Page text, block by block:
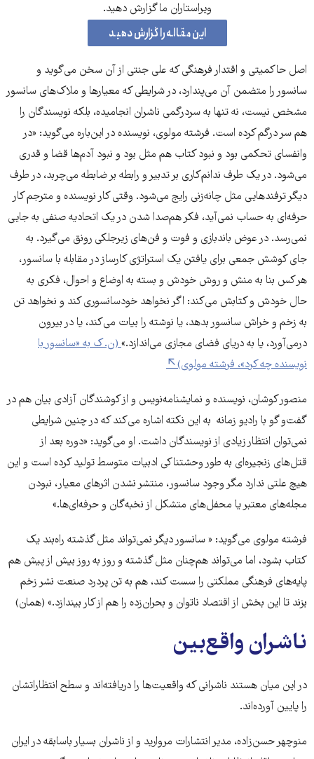
ویراستاران ما گزارش دهید.
این مقاله را گزارش دهید
اصل حاکمیتی و اقتدار فرهنگی که علی جنتی از آن سخن می‌گوید و
سانسور را متضمن آن می‌‌پندارد، در شرایطی که معیارها و ملاک‌های سانسور
مشخص نیست، نه تنها به سردرگمی ناشران انجامیده، بلکه نویسندگان را
هم سر درگم کرده است. فرشته مولوی، نویسنده در این‌باره می‌گوید: «در
وانفسای تحکمی بود و نبود کتاب هم مثل بود و نبود آدم‌ها قضا و قدری
می‌شود. در یک طرف ندانم‌کاری بر تدبیر و رابطه بر ضابطه می‌چربد، در طرف
دیگر ترفندهایی مثل چانه‌زنی رایج می‌شود. وقتی کار نویسنده و مترجم کار
حرفه‌ای به حساب نمی‌آید، فکر هم‌صدا شدن در یک اتحادیه‌ صنفی به جایی
نمی‌رسد. در عوض باندبازی و فوت و فن‌های زیرجلکی رونق می‌گیرد. به
جای کوشش جمعی برای یافتن یک استراتژی کارساز در مقابله با سانسور،
هر کس بنا به منش و روش خودش و بسته به اوضاع و احوال، فکری به
حال خودش و کتابش می‌کند: اگر نخواهد خودسانسوری کند و نخواهد تن
به زخم و خراش سانسور بدهد، یا نوشته را بیات می‌کند، یا در بیرون
درمی‌آورد، یا به دریای فضای مجازی می‌اندازد.»(ن. ک به «سانسور با
نویسنده چه کرد»، فرشته مولوی)
منصور کوشان، نویسنده و نمایشنامه‌نویس و از کوشندگان آزادی بیان هم در
گفت‌و گو با رادیو زمانه به این نکته اشاره می‌کند که در چنین شرایطی
نمی‌توان انتظار زیادی از نویسندگان داشت. او می‌گوید: «دوره بعد از
قتل‌های زنجیره‌ای به طور وحشتناکی ادبیات متوسط تولید کرده است و این
هیچ علتی ندارد مگر وجود سانسور، منتشر نشدن اثرهای معیار، نبودن
مجله‌های معتبر یا محفل‌های متشکل از نخبه‌گان و حرفه‌ای‌ها.»
فرشته مولوی می‌گوید: « سانسور دیگر نمی‌تواند مثل گذشته راه‌بند یک
کتاب بشود، اما می‌تواند هم‌چنان مثل گذشته و روز به روز بیش از پیش هم
پایه‌های فرهنگی مملکتی را سست کند، هم به تن پردرد صنعت نشر زخم
بزند تا این بخش از اقتصاد ناتوان و بحران‌زده را هم از کار بیندازد.» (همان)
ناشران واقع‌بین
در این میان هستند ناشرانی که واقعیت‌ها را دریافته‌اند و سطح انتظاراتشان
را پایین آورده‌اند.
منوچهر حسن‌زاده، مدیر انتشارات مروارید و از ناشران بسیار باسابقه در ایران